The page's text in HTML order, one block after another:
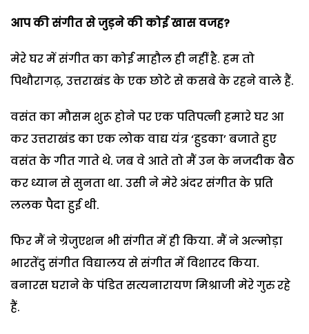
आप की संगीत से जुड़ने की कोई खास वजह?
मेरे घर में संगीत का कोई माहौल ही नहीं है. हम तो
पिथौरागढ़, उत्तराखंड के एक छोटे से कसबे के रहने वाले हैं.
वसंत का मौसम शुरू होने पर एक पतिपत्नी हमारे घर आ
कर उत्तराखंड का एक लोक वाद्य यंत्र ‘हुडका’ बजाते हुए
वसंत के गीत गाते थे. जब वे आते तो मैं उन के नजदीक बैठ
कर ध्यान से सुनता था. उसी ने मेरे अंदर संगीत के प्रति
ललक पैदा हुई थी.
फिर मैं ने ग्रेजुएशन भी संगीत में ही किया. मैं ने अल्मोड़ा
भारतेंदु संगीत विद्यालय से संगीत में विशारद किया.
बनारस घराने के पंडित सत्यनारायण मिश्राजी मेरे गुरु रहे
हैं.